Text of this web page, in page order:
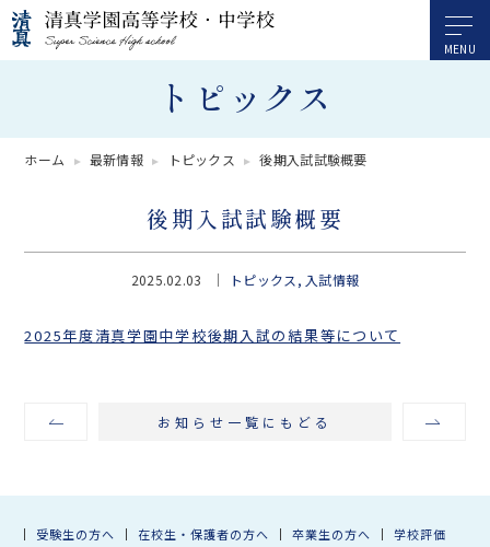
トピックス
ホーム 最新情報 トピックス 後期入試試験概要
後期入試試験概要
2025.02.03 トピックス 入試情報
2025年度清真学園中学校後期入試の結果等について
お知らせ一覧にもどる
受験生の方へ 在校生・保護者の方へ 卒業生の方へ
学校評価